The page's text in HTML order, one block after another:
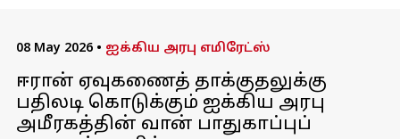
08 May 2026 • ஐக்கிய அரபு எமிரேட்ஸ்
ஈரான் ஏவுகணைத் தாக்குதலுக்கு
பதிலடி கொடுக்கும் ஐக்கிய அரபு
அமீரகத்தின் வான் பாதுகாப்புப்